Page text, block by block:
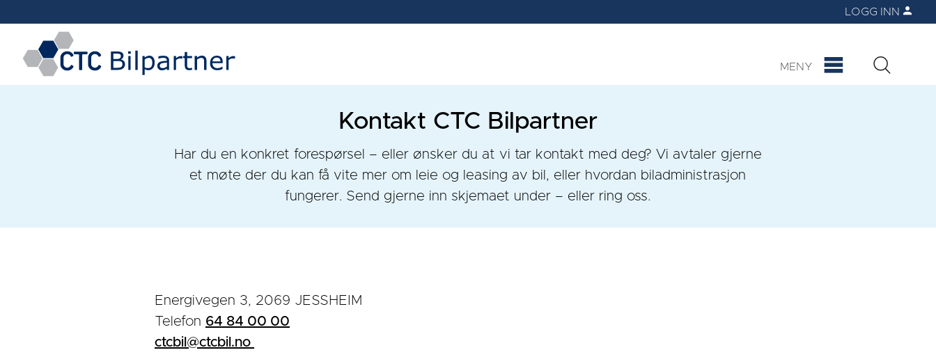
LOGG INN
MENY
Kontakt CTC Bilpartner
Har du en konkret forespørsel – eller ønsker du at vi tar kontakt med deg? Vi avtaler gjerne
et møte der du kan få vite mer om leie og leasing av bil, eller hvordan biladministrasjon
fungerer. Send gjerne inn skjemaet under – eller ring oss.
Energivegen 3, 2069 JESSHEIM
Telefon 64 84 00 00
ctcbil@ctcbil.no